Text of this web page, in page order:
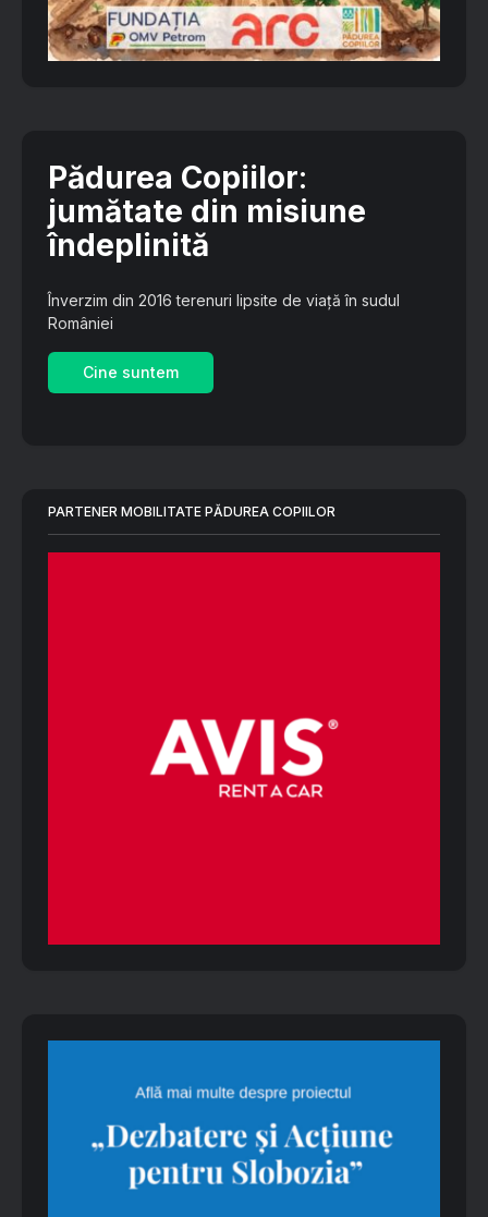
Pădurea Copiilor:
jumătate din misiune
îndeplinită
Înverzim din 2016 terenuri lipsite de viață în sudul
României
Cine suntem
PARTENER MOBILITATE PĂDUREA COPIILOR